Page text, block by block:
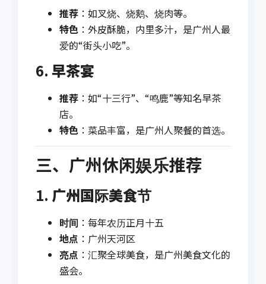
推荐 ：如叉烧、烧鹅、烧肉等。
特色 ：外皮酥脆，内里多汁，是广州人最
爱的“街头小吃”。
6. 早茶宴
推荐 ：如“十三行”、“鸣鹿”等知名早茶
店。
特色 ：菜品丰富，是广州人聚餐的首选。
三、广州休闲娱乐推荐
1. 广州国际美食节
时间 ：每年农历正月十五
地点 ：广州天河区
亮点 ：汇聚全球美食，是广州美食文化的
盛会。